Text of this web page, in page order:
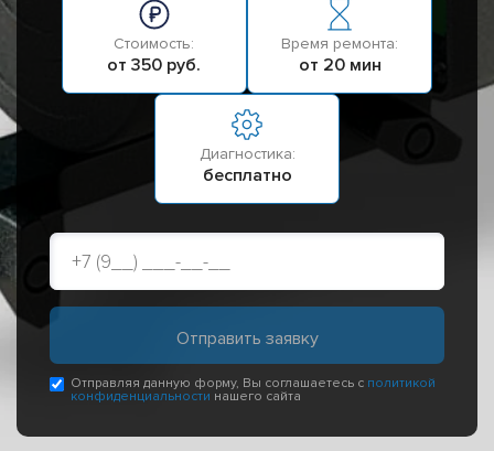
Стоимость:
от 350 руб.
Время ремонта:
от 20 мин
Диагностика:
бесплатно
Отправляя данную форму, Вы соглашаетесь с политикой
конфиденциальности нашего сайта